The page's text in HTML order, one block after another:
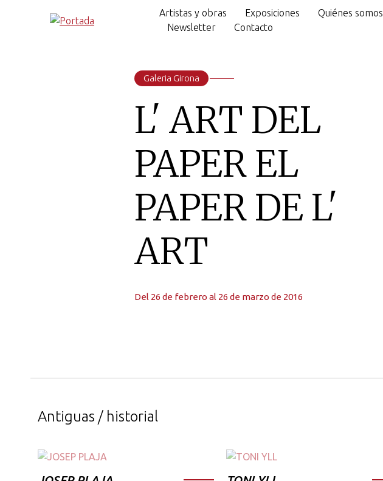
Artistas y obras Exposiciones Quiénes somos
Newsletter
Contacto
Galeria Girona
L' ART DEL
PAPER EL
PAPER DE L'
ART
Del 26 de febrero al 26 de marzo de 2016
Antiguas / historial